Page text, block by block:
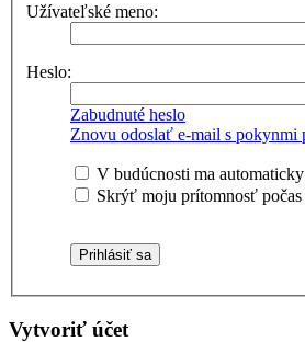
Užívateľské meno:
Heslo:
Zabudnuté heslo
Znovu odoslať e-mail s pokynmi
V budúcnosti ma
Skrýť moju prítomnosť
Vytvoriť účet